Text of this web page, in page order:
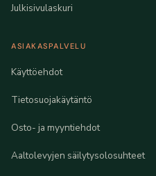
Julkisivulaskuri
ASIAKASPALVELU
Käyttöehdot
Tietosuojakäytäntö
Osto- ja myyntiehdot
Aaltolevyjen säilytysolosuhteet